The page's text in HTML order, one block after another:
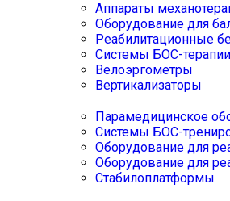
Аппараты
Оборудование для
Реабилитационные
Системы БОС-терапии
Велоэргометры
Вертикализаторы
Парамедицинское
Системы БОС-
Оборудование для
Оборудование для
Стабилоплатформы